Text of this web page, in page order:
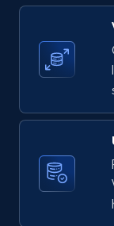
URL, ID,
text, Date
11.3K+
X (formerly
ID, User
posted,